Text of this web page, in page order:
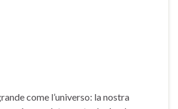
come l’universo: la nostra